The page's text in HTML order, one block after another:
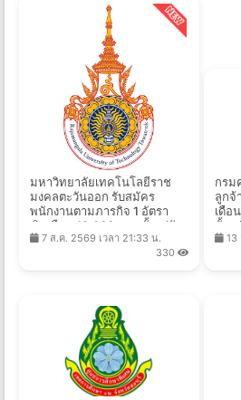
มหาวิทยาลัยเทคโนโลยีราช
มงคลตะวันออก รับสมัคร
พนักงานตามภารกิจ 1 อัตรา
เงินเดือน 18,000 บาท ตั้งแต่วัน
ที่ 3-11 ส.ค. 2569
7 ส.ค. 2569 เวลา 21:33 น.
330
กรม
ลูกจ้
เดือ
ตั้งแ
13